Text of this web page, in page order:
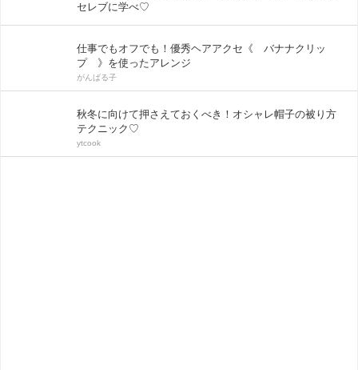
セレブに学べ♡
仕事でもオフでも！優秀ヘアアクセ《 バナナクリッ
プ 》を使ったアレンジ
がんばる子
秋冬に向けて押さえておくべき！オシャレ帽子の被り方
テクニック♡
ytcook